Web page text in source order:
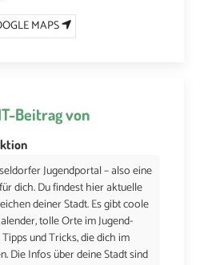
MAPS
-Beitrag von
Jugendportal – also eine
dich. Du findest hier aktuelle
deiner Stadt. Es gibt coole
tolle Orte im Jugend-
und Tricks, die dich im
Die Infos über deine Stadt sind